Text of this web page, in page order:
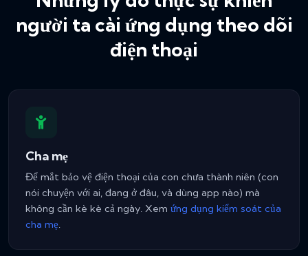
người ta cài ứng dụng theo dõi
điện thoại
Cha mẹ
Để mắt bảo vệ điện thoại của con chưa thành niên (con
nói chuyện với ai, đang ở đâu, và dùng app nào) mà
không cần kè kè cả ngày. Xem ứng dụng kiểm soát của
cha mẹ.